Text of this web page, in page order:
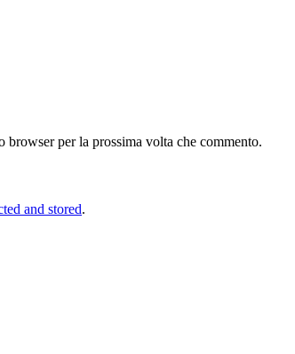
per la prossima volta che commento.
and stored.